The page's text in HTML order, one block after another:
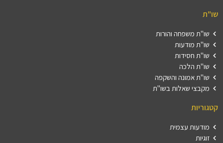
שו"ת
שו"ת משפחה והורות
שו"ת מודעות
שו"ת חסידות
שו"ת הלכה
שו"ת אמונה והשקפה
מקבצי שאלות בשו"ת
קטגוריות
מודעות עצמית
זוגיות